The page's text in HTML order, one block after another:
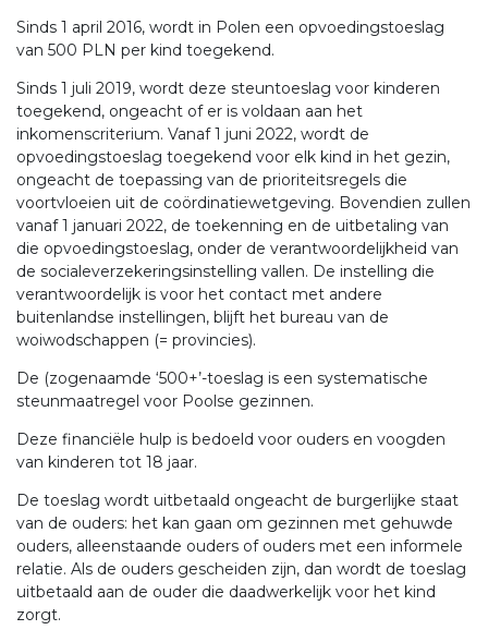
Sinds 1 april 2016, wordt in Polen een opvoedingstoeslag
van 500 PLN per kind toegekend.
Sinds 1 juli 2019, wordt deze steuntoeslag voor kinderen
toegekend, ongeacht of er is voldaan aan het
inkomenscriterium. Vanaf 1 juni 2022, wordt de
opvoedingstoeslag toegekend voor elk kind in het gezin,
ongeacht de toepassing van de prioriteitsregels die
voortvloeien uit de coördinatiewetgeving. Bovendien zullen
vanaf 1 januari 2022, de toekenning en de uitbetaling van
die opvoedingstoeslag, onder de verantwoordelijkheid van
de socialeverzekeringsinstelling vallen. De instelling die
verantwoordelijk is voor het contact met andere
buitenlandse instellingen, blijft het bureau van de
woiwodschappen (= provincies).
De (zogenaamde ‘500+’-toeslag is een systematische
steunmaatregel voor Poolse gezinnen.
Deze financiële hulp is bedoeld voor ouders en voogden
van kinderen tot 18 jaar.
De toeslag wordt uitbetaald ongeacht de burgerlijke staat
van de ouders: het kan gaan om gezinnen met gehuwde
ouders, alleenstaande ouders of ouders met een informele
relatie. Als de ouders gescheiden zijn, dan wordt de toeslag
uitbetaald aan de ouder die daadwerkelijk voor het kind
zorgt.